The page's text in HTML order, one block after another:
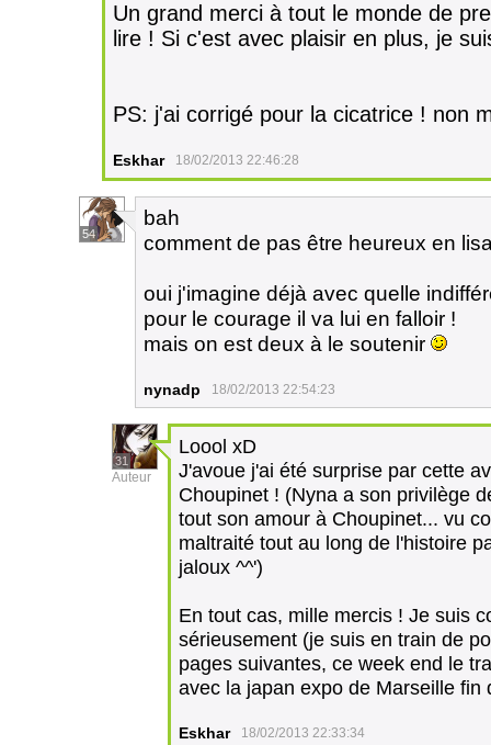
Un grand merci à tout le monde de
lire ! Si c'est avec plaisir en plus, je
PS: j'ai corrigé pour la cicatrice ! non
Eskhar 18/02/2013 22:46:28
54
bah
comment de pas être heureux en
oui j'imagine déjà avec quelle
pour le courage il va lui en falloir !
mais on est deux à le soutenir
nynadp 18/02/2013 22:54:23
31
Auteur
Loool xD
J'avoue j'ai été surprise par cette
Choupinet ! (Nyna a son privilège
tout son amour à Choupinet... vu
maltraité tout au long de l'histoire
jaloux ^^')
En tout cas, mille mercis ! Je suis
sérieusement (je suis en train de
pages suivantes, ce week end le
avec la japan expo de Marseille fin
Eskhar 18/02/2013 22:33:34